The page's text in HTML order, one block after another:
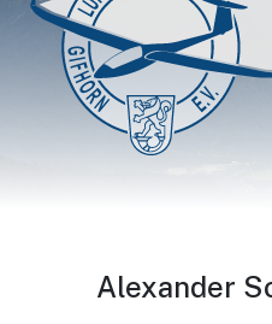
Alexander